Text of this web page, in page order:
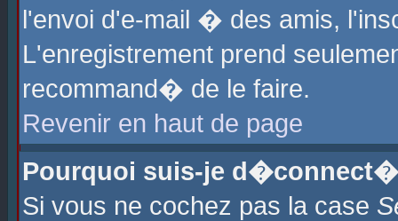
l'envoi d'e-mail � des amis,
L'enregistrement prend
recommand� de le faire.
Revenir en haut de page
Pourquoi suis-je
Si vous ne cochez pas la case